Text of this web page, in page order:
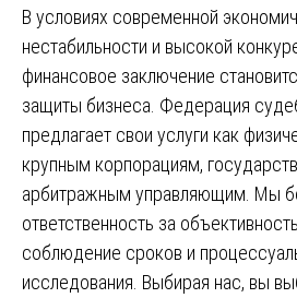
В условиях современной
нестабильности и высокой
финансовое заключение
защиты бизнеса. Федерация
предлагает свои услуги как
крупным корпорациям,
арбитражным управляющим. Мы
ответственность за
соблюдение сроков и
исследования. Выбирая нас, вы